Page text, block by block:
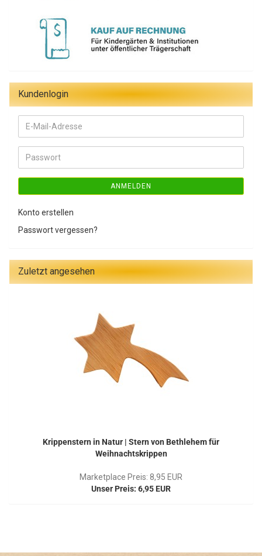
Kundenlogin
E-
Mail-
Adresse
Passwort
ANMELDEN
Konto erstellen
Passwort vergessen?
Zuletzt angesehen
Krippenstern in Natur | Stern von Bethlehem für
Weihnachtskrippen
Marketplace Preis: 8,95 EUR
Unser Preis: 6,95 EUR